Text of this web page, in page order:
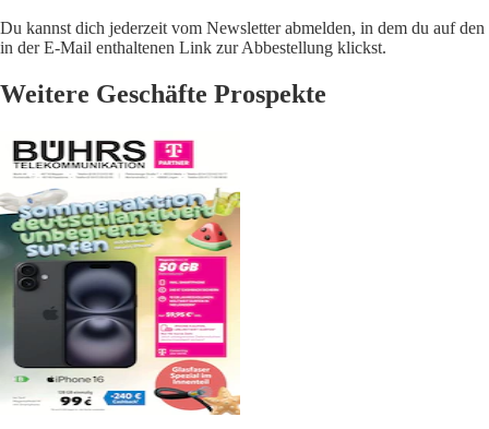
Du kannst dich jederzeit vom Newsletter abmelden, in dem du auf den
in der E-Mail enthaltenen Link zur Abbestellung klickst.
Weitere Geschäfte Prospekte